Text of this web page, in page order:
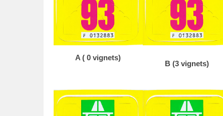
a
1
a
A ( 0 vignets)
B (3 vignets)